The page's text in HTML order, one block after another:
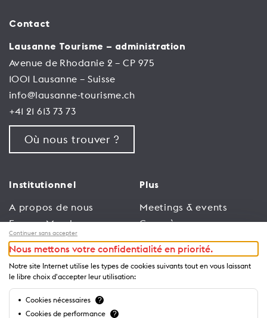
Contact
Lausanne Tourisme – administration
Avenue de Rhodanie 2 – CP 975
1001 Lausanne – Suisse
info@lausanne-tourisme.ch
+41 21 613 73 73
Où nous trouver ?
Institutionnel
A propos de nous
Espace Membres
Emploi
Conditions générales
d’utilisation
Politique de
confidentialité
Plus
Meetings & events
Congrès
Trade
Espace Médias
Annonceurs
Brochures et guides
Continuer sans accepter
Nous mettons votre confidentialité en priorité.
Notre site Internet utilise les types de cookies suivants tout en vous laissant
le libre choix d'accepter leur utilisation:
Cookies nécessaires ?
Cookies de performance ?